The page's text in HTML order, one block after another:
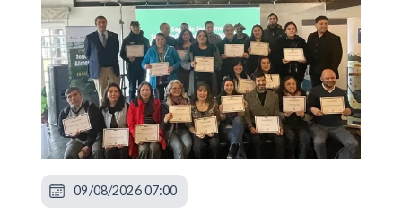
09/08/2026 07:00